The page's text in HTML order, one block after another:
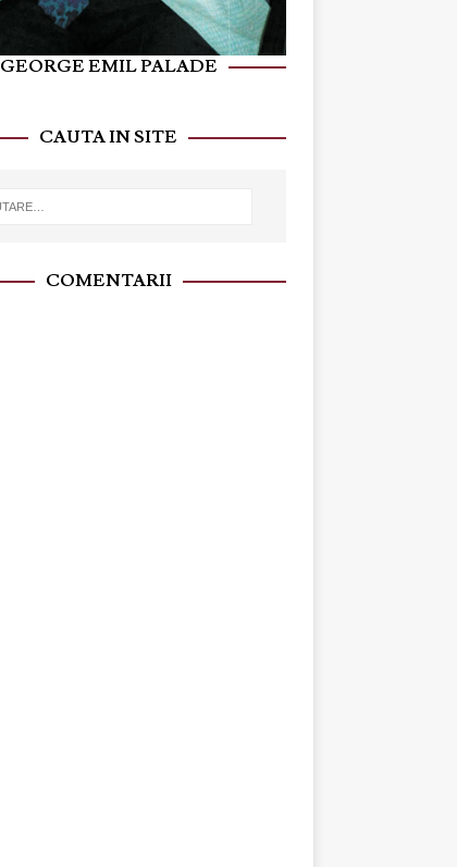
GEORGE EMIL PALADE
CAUTA IN SITE
COMENTARII